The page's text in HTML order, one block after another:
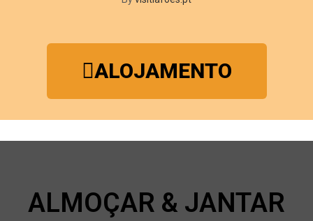
ALOJAMENTO
ALMOÇAR & JANTAR